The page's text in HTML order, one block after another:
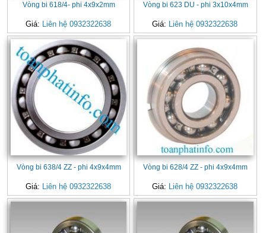
Vòng bi 618/4- phi 4x9x2mm
Giá: Liên hệ 0932322638
Vòng bi 623 DU - phi 3x10x4mm
Giá: Liên hệ 0932322638
Vòng bi 638/4 ZZ - phi 4x9x4mm
Giá: Liên hệ 0932322638
Vòng bi 628/4 ZZ - phi 4x9x4mm
Giá: Liên hệ 0932322638